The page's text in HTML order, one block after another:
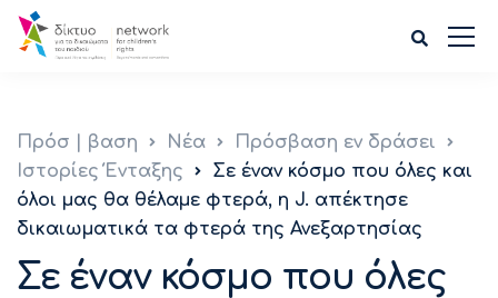
Πρόσ | βαση Νέα
Πρόσβαση εν δράσει
Ιστορίες Ένταξης
Σε έναν κόσμο που όλες και
όλοι μας θα θέλαμε φτερά, η J. απέκτησε
δικαιωματικά τα φτερά της Ανεξαρτησίας
Σε έναν κόσμο που όλες